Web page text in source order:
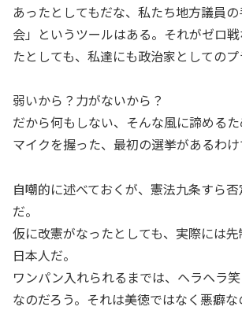
あったとしてもだな、私たち地方議員
会」というツールはある。それがゼロ
たとしても、私達にも政治家としてのプ
弱いから？力がないから？
だから何もしない、そんな風に諦める
マイクを握った、最初の選挙があるわけ
自嘲的に述べておくが、憲法九条すら
だ。
仮に改憲がなったとしても、実際には
日本人だ。
ワンパン入れられるまでは、ヘラヘラ
なのだろう。それは美徳ではなく悪癖な